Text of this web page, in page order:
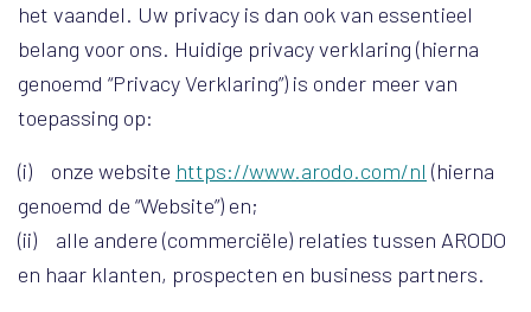
het vaandel. Uw privacy is dan ook van essentieel
belang voor ons. Huidige privacy verklaring (hierna
genoemd “Privacy Verklaring”) is onder meer van
toepassing op:
(i) onze website https://www.arodo.com/nl (hierna
genoemd de “Website”) en;
(ii) alle andere (commerciële) relaties tussen ARODO
en haar klanten, prospecten en business partners.